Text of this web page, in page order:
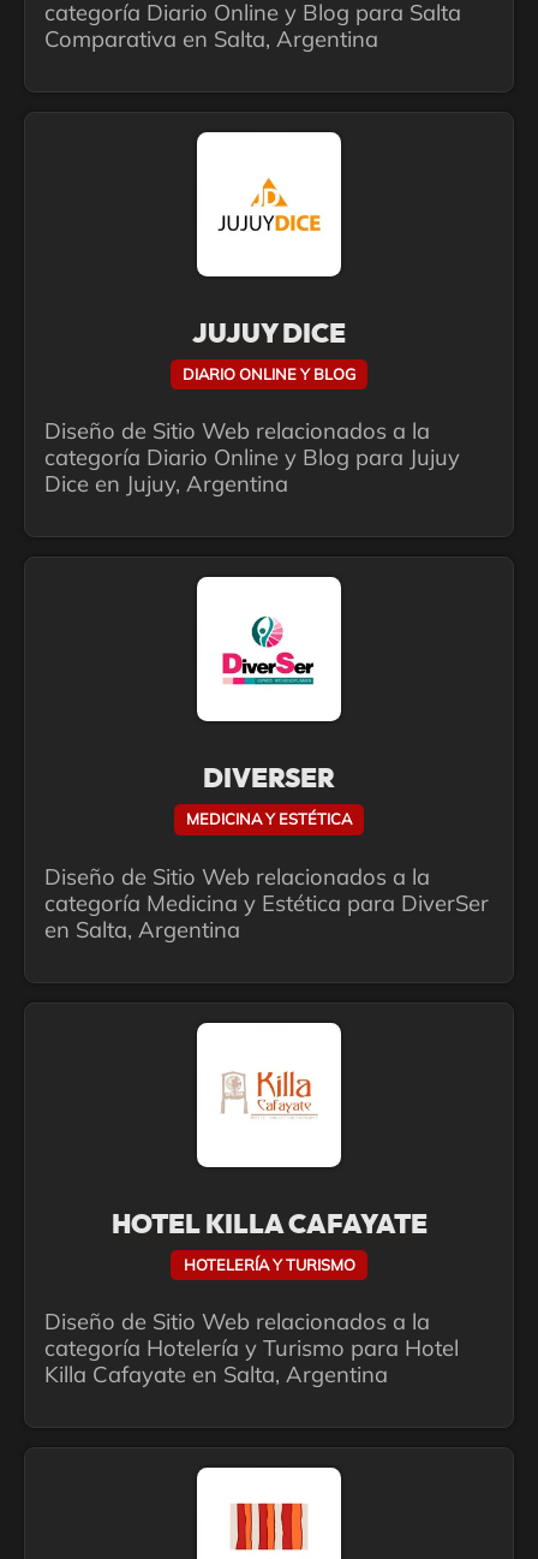
categoría Diario Online y Blog para Salta
Comparativa en Salta, Argentina
JUJUY DICE
DIARIO ONLINE Y BLOG
Diseño de Sitio Web relacionados a la
categoría Diario Online y Blog para Jujuy
Dice en Jujuy, Argentina
DIVERSER
MEDICINA Y ESTÉTICA
Diseño de Sitio Web relacionados a la
categoría Medicina y Estética para DiverSer
en Salta, Argentina
HOTEL KILLA CAFAYATE
HOTELERÍA Y TURISMO
Diseño de Sitio Web relacionados a la
categoría Hotelería y Turismo para Hotel
Killa Cafayate en Salta, Argentina